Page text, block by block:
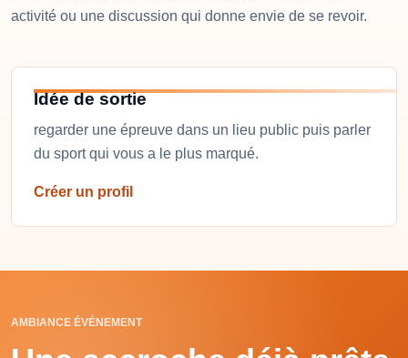
activité ou une discussion qui donne envie de se revoir.
Idée de sortie
regarder une épreuve dans un lieu public puis parler
du sport qui vous a le plus marqué.
Créer un profil
AMBIANCE ÉVÉNEMENT